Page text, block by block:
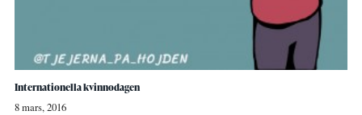
Internationella kvinnodagen
8 mars, 2016